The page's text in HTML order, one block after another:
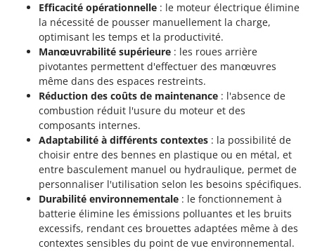
Efficacité opérationnelle : le moteur électrique élimine
la nécessité de pousser manuellement la charge,
optimisant les temps et la productivité.
Manœuvrabilité supérieure : les roues arrière
pivotantes permettent d'effectuer des manœuvres
même dans des espaces restreints.
Réduction des coûts de maintenance : l'absence de
combustion réduit l'usure du moteur et des
composants internes.
Adaptabilité à différents contextes : la possibilité de
choisir entre des bennes en plastique ou en métal, et
entre basculement manuel ou hydraulique, permet de
personnaliser l'utilisation selon les besoins spécifiques.
Durabilité environnementale : le fonctionnement à
batterie élimine les émissions polluantes et les bruits
excessifs, rendant ces brouettes adaptées même à des
contextes sensibles du point de vue environnemental.